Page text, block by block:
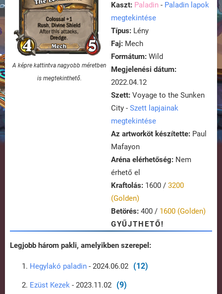
A képre kattintva nagyobb méretben
is megtekinthető.
Kaszt: Paladin - Paladin lapok
megtekintése
Típus: Lény
Faj: Mech
Formátum: Wild
Megjelenési dátum:
2022.04.12
Szett: Voyage to the Sunken
City - Szett lapjainak
megtekintése
Az artworköt készítette: Paul
Mafayon
Aréna elérhetőség: Nem
érhető el
Kraftolás: 1600 / 3200
(Golden)
Betörés: 400 / 1600 (Golden)
GYŰJTHETŐ!
Legjobb három pakli, amelyikben szerepel:
Hegylakó paladin - 2024.06.02 (12)
Ezüst Kezek - 2023.11.02 (9)